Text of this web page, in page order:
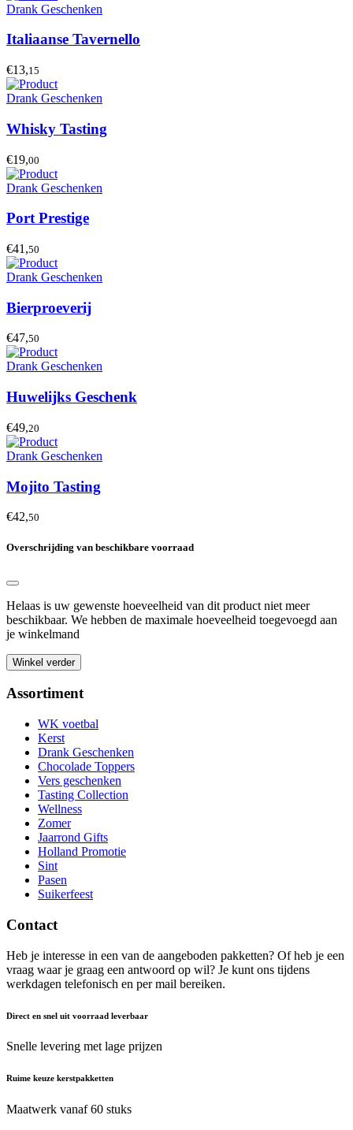
Drank Geschenken
Italiaanse Tavernello
€13,15
Drank Geschenken
Whisky Tasting
€19,00
Drank Geschenken
Port Prestige
€41,50
Drank Geschenken
Bierproeverij
€47,50
Drank Geschenken
Huwelijks Geschenk
€49,20
Drank Geschenken
Mojito Tasting
€42,50
Overschrijding van beschikbare voorraad
Helaas is uw gewenste hoeveelheid van dit product niet meer
beschikbaar. We hebben de maximale hoeveelheid toegevoegd aan
je winkelmand
Winkel verder
Assortiment
WK voetbal
Kerst
Drank Geschenken
Chocolade Toppers
Vers geschenken
Tasting Collection
Wellness
Zomer
Jaarrond Gifts
Holland Promotie
Sint
Pasen
Suikerfeest
Contact
Heb je interesse in een van de aangeboden pakketten? Of heb je een
vraag waar je graag een antwoord op wil? Je kunt ons tijdens
werkdagen telefonisch en per mail bereiken.
Direct en snel uit voorraad leverbaar
Snelle levering met lage prijzen
Ruime keuze kerstpakketten
Maatwerk vanaf 60 stuks